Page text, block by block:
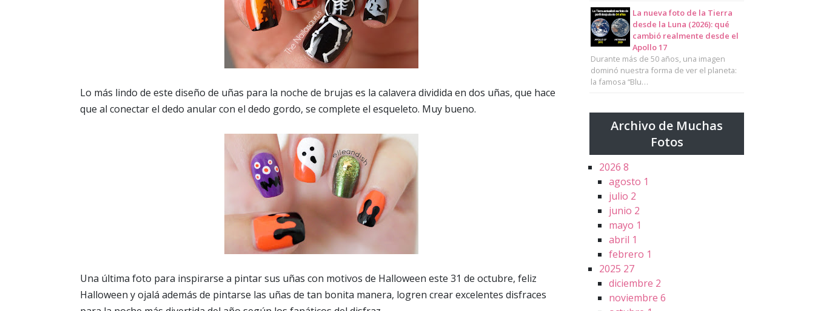
Lo más lindo de este diseño de uñas para la noche de brujas es la calavera dividida en dos uñas, que hace
que al conectar el dedo anular con el dedo gordo, se complete el esqueleto. Muy bueno.
Una última foto para inspirarse a pintar sus uñas con motivos de Halloween este 31 de octubre, feliz
Halloween y ojalá además de pintarse las uñas de tan bonita manera, logren crear excelentes disfraces
La nueva foto de la Tierra
desde la Luna (2026): qué
cambió realmente desde el
Apollo 17
Durante más de 50 años, una imagen
dominó nuestra forma de ver el planeta:
la famosa “Blu…
Archivo de Muchas
Fotos
2026 8
agosto 1
julio 2
junio 2
mayo 1
abril 1
febrero 1
2025 27
diciembre 2
noviembre 6